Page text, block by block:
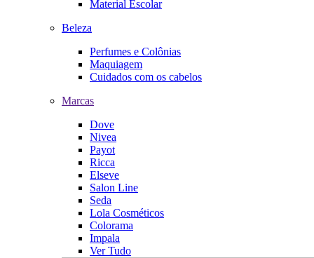
Material Escolar
Beleza
Perfumes e Colônias
Maquiagem
Cuidados com os cabelos
Marcas
Dove
Nivea
Payot
Ricca
Elseve
Salon Line
Seda
Lola Cosméticos
Colorama
Impala
Ver Tudo